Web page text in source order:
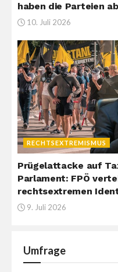
haben die Parteien
10. Juli 2026
RECHTSEXTREMISMUS
Prügelattacke auf
Parlament: FPÖ
rechtsextremen
9. Juli 2026
Umfrage